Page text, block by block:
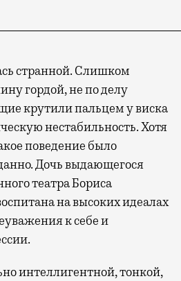
странной. Слишком
гордой, не по делу
крутили пальцем у виска
нестабильность. Хотя
поведение было
Дочь выдающегося
театра Бориса
на высоких идеалах
к себе и
интеллигентной, тонкой,